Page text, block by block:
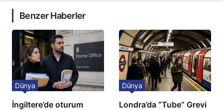
Benzer Haberler
İngiltere’de oturum
Dünya
Londra’da “Tube” Grevi
Dünya